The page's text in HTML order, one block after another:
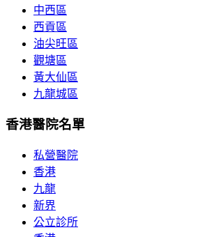
中西區
西貢區
油尖旺區
觀塘區
黃大仙區
九龍城區
香港醫院名單
私營醫院
香港
九龍
新界
公立診所